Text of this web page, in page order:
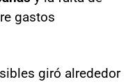
gastos
giró alrededor